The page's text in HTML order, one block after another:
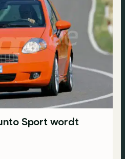
Sport wordt